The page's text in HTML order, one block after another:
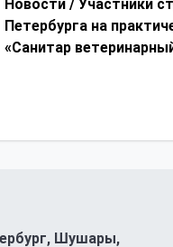
Новости / Участники
Петербурга на
«Санитар
Шушары,